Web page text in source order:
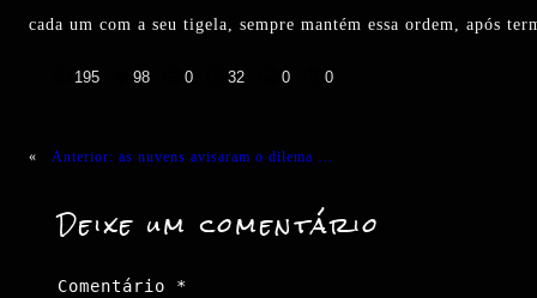
cada um com a seu tigela, sempre mantém essa ordem, após
195 98 0 32 0 0
« Anterior: as nuvens avisaram o dilema …
Deixe um comentário
Comentário *